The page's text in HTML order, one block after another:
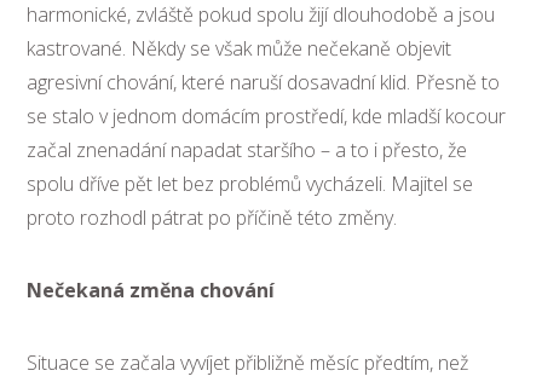
harmonické, zvláště pokud spolu žijí dlouhodobě a jsou
kastrované. Někdy se však může nečekaně objevit
agresivní chování, které naruší dosavadní klid. Přesně to
se stalo v jednom domácím prostředí, kde mladší kocour
začal znenadání napadat staršího – a to i přesto, že
spolu dříve pět let bez problémů vycházeli. Majitel se
proto rozhodl pátrat po příčině této změny.
Nečekaná změna chování
Situace se začala vyvíjet přibližně měsíc předtím, než